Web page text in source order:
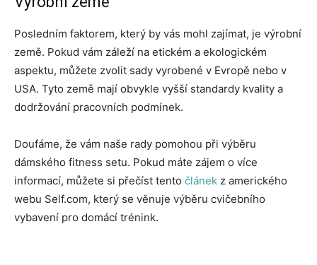
Posledním faktorem, který by vás mohl zajímat, je výrobní
země. Pokud vám záleží na etickém a ekologickém
aspektu, můžete zvolit sady vyrobené v Evropě nebo v
USA. Tyto země mají obvykle vyšší standardy kvality a
dodržování pracovních podmínek.
Doufáme, že vám naše rady pomohou při výběru
dámského fitness setu. Pokud máte zájem o více
informací, můžete si přečíst tento článek z amerického
webu Self.com, který se věnuje výběru cvičebního
vybavení pro domácí trénink.